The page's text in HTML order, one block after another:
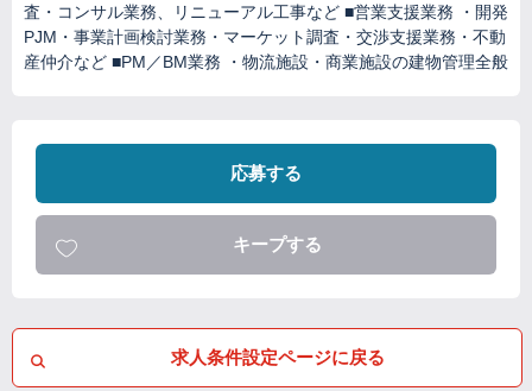
査・コンサル業務、リニューアル工事など ■営業支援業務 ・開発
PJM・事業計画検討業務・マーケット調査・交渉支援業務・不動
産仲介など ■PM／BM業務 ・物流施設・商業施設の建物管理全般
応募する
キープする
求人条件設定ページに戻る